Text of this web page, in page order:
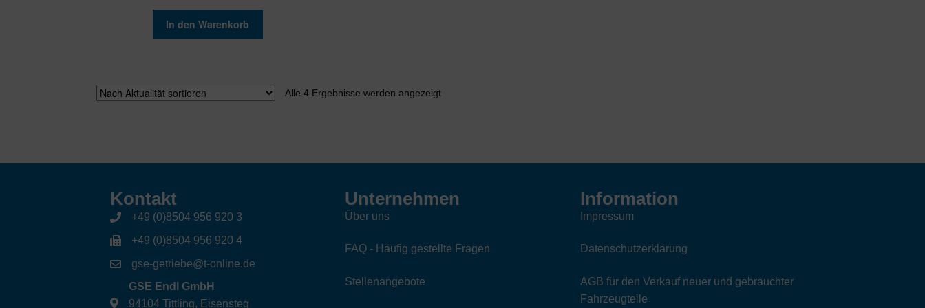
In den Warenkorb
Alle 4 Ergebnisse werden angezeigtNach
Kontakt
+49 (0)8504 956 920 3
+49 (0)8504 956 920 4
gse-getriebe@t-online.de
GSE Endl GmbH
94104 Tittling, Eisensteg
Unternehmen
Über uns
FAQ - Häufig gestellte Fragen
Stellenangebote
Information
Impressum
Datenschutzerklärung
AGB für den Verkauf neuer und gebrauchter
Fahrzeugteile